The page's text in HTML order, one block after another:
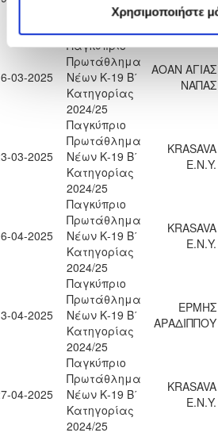
Χρησιμοποιήστε
Κατηγορίας
ΝΗΣΟΥ
03-2025
Παγκύπριο
Πρωτάθλημα
Νέων Κ-19 Β΄
Κατηγορίας
2024/25
ΑΟΑΝ ΑΓΙΑΣ
ΝΑΠΑΣ
03-2025
Παγκύπριο
Πρωτάθλημα
Νέων Κ-19 Β΄
Κατηγορίας
2024/25
KRASAVA
Ε.Ν.Y.
04-2025
Παγκύπριο
Πρωτάθλημα
Νέων Κ-19 Β΄
Κατηγορίας
2024/25
KRASAVA
Ε.Ν.Y.
04-2025
Παγκύπριο
Πρωτάθλημα
Νέων Κ-19 Β΄
Κατηγορίας
2024/25
ΕΡΜΗΣ
ΑΡΑΔΙΠΠΟΥ
04-2025
Παγκύπριο
Πρωτάθλημα
Νέων Κ-19 Β΄
Κατηγορίας
2024/25
KRASAVA
Ε.Ν.Y.